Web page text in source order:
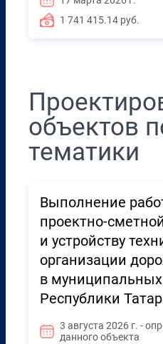
1 741 415.14 руб.
объектов
тематики
Выполнение
проектно-
и устройству
организации
в
Республики
3 августа 2026 г. -
данного объекта